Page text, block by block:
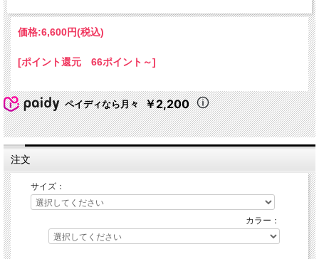
価格:6,600円(税込)
[ポイント還元 66ポイント～]
ペイディなら月々 ￥2,200
注文
サイズ：
カラー：